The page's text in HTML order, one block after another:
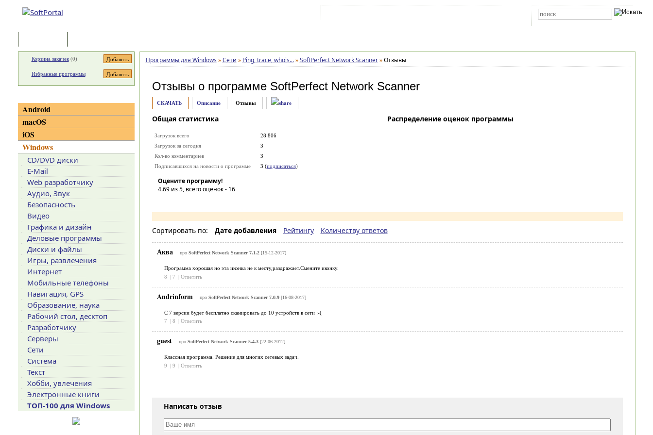
Программы для Windows » Сети » Ping, trace, whois... » SoftPerfect Network Scanner » Отзывы
Отзывы о программе SoftPerfect Network Scanner
СКАЧАТЬ Описание Отзывы
Общая статистика
Загрузок всего
28 806
Загрузок за сегодня
3
Кол-во комментариев
3
Подписавшихся на новости о программе
3 (подписаться)
Оцените программу!
4.69из 5, всего оценок - 16
Распределение оценок программы
Сортировать по: Дате добавления Рейтингу Количеству ответов
Аква про SoftPerfect Network Scanner 7.1.2[15-12-2017]
Программа хорошая но эта иконка не к месту,раздражает.Смените иконку.
8
| 7 | Ответить
Andrinform про SoftPerfect Network Scanner 7.0.9[16-08-2017]
С 7 версии будет бесплатно сканировать до 10 устройств в сети :-(
7
| 8 | Ответить
guest про SoftPerfect Network Scanner 5.4.3[22-06-2012]
Классная программа. Решение для многих сетевых задач.
9
| 9 | Ответить
Написать отзыв
Корзина закачек(0)
Избранные программы
Android
macOS
iOS
Windows
CD/DVD диски
E-Mail
Web разработчику
Аудио, Звук
Безопасность
Видео
Графика и дизайн
Деловые программы
Диски и файлы
Игры, развлечения
Интернет
Мобильные телефоны
Навигация, GPS
Образование, наука
Рабочий стол, десктоп
Разработчику
Серверы
Сети
Система
Текст
Хобби, увлечения
Электронные книги
ТОП-100 для Windows